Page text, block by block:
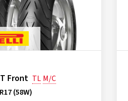
Front TL M/C
(58W)